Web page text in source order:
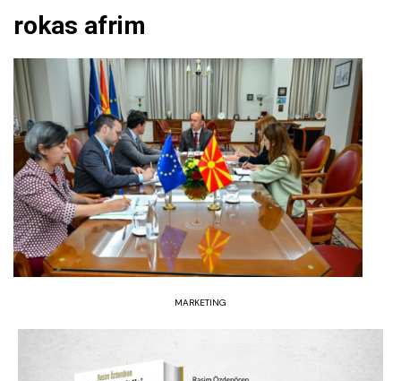
rokas afrim
MARKETING